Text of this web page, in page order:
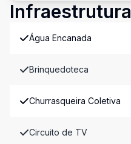
Infraestrutura
Água Encanada
Brinquedoteca
Churrasqueira Coletiva
Circuito de TV